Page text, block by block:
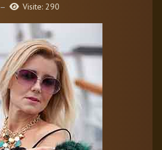
Visite: 290